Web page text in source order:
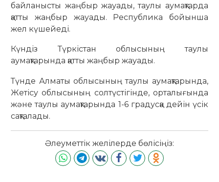
байланысты жаңбыр жауады, таулы аумақтарда
қатты жаңбыр жауады. Республика бойынша
жел күшейеді.
Күндіз Түркістан облысының таулы
аумақтарында қатты жаңбыр жауады.
Түнде Алматы облысының таулы аумақтарында,
Жетісу облысының солтүстігінде, орталығында
және таулы аумақтарында 1-6 градусқа дейін үсік
сақталады.
Әлеуметтік желілерде бөлісіңіз: